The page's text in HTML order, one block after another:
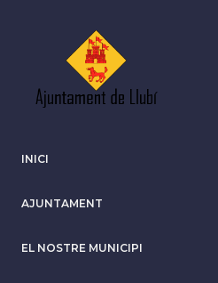
INICI
AJUNTAMENT
EL NOSTRE MUNICIPI